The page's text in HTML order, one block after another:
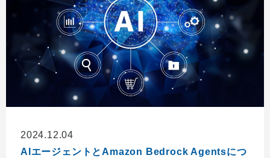
2024.12.04
AIエージェントとAmazon Bedrock Agentsにつ